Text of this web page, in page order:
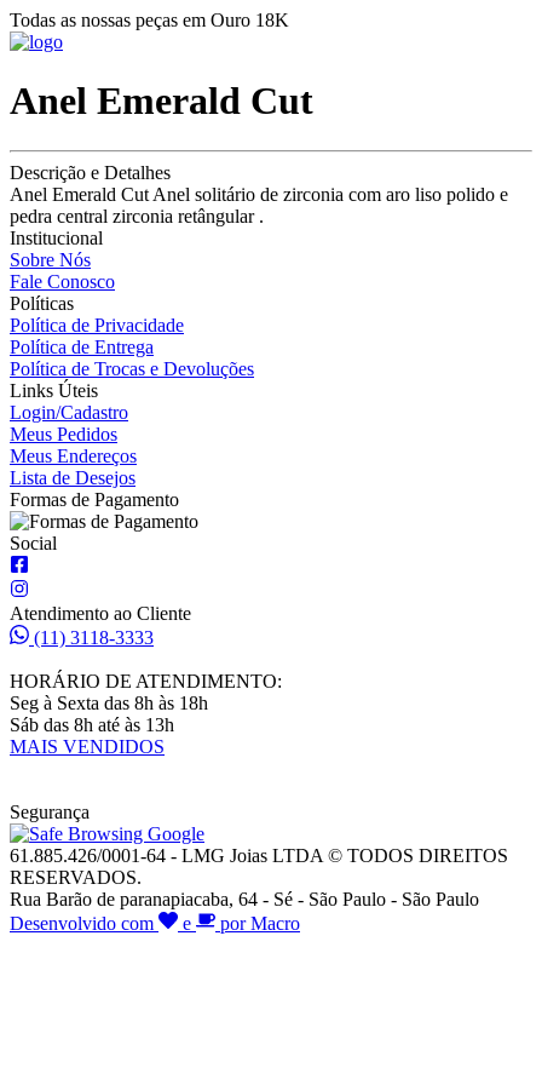
Todas as nossas peças em Ouro 18K
Anel Emerald Cut
Descrição e Detalhes
Anel Emerald Cut Anel solitário de zirconia com aro liso polido e
pedra central zirconia retângular .
Institucional
Sobre Nós
Fale Conosco
Políticas
Política de Privacidade
Política de Entrega
Política de Trocas e Devoluções
Links Úteis
Login/Cadastro
Meus Pedidos
Meus Endereços
Lista de Desejos
Formas de Pagamento
Social
Atendimento ao Cliente
(11) 3118-3333
HORÁRIO DE ATENDIMENTO:
Seg à Sexta das 8h às 18h
Sáb das 8h até às 13h
MAIS VENDIDOS
Segurança
61.885.426/0001-64 - LMG Joias LTDA © TODOS DIREITOS
RESERVADOS.
Rua Barão de paranapiacaba, 64 - Sé - São Paulo - São Paulo
Desenvolvido com
e por Macro